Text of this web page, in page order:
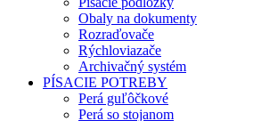
Obaly na dokumenty
Rozraďovače
Rýchloviazače
Archivačný systém
PÍSACIE POTREBY
Perá guľôčkové
Perá so stojanom